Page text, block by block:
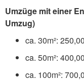
Umzüge mit einer
Umzug)
ca. 30m²:
ca. 50m²:
ca. 100m²: